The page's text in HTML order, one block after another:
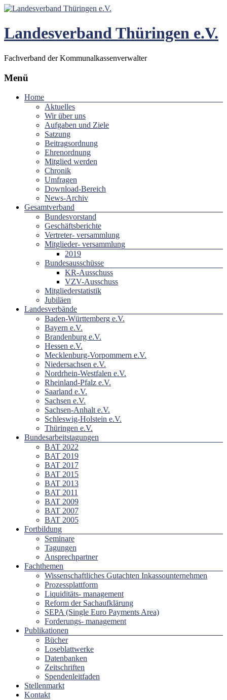
Landesverband Thüringen e.V.
Fachverband der Kommunalkassenverwalter
Menü
Home
Aktuelles
Wir über uns
Aufgaben und Ziele
Satzung
Beitragsordnung
Ehrenordnung
Mitglied werden
Chronik
Umfragen
Download-Bereich
News-Archiv
Gesamtverband
Bundesvorstand
Geschäftsberichte
Vertreter- versammlung
Mitglieder- versammlung
2019
Bundesausschüsse
KR-Ausschuss
VZV-Ausschuss
Mitgliederstatistik
Jubiläen
Landesverbände
Baden-Württemberg e.V.
Bayern e.V.
Brandenburg e.V.
Hessen e.V.
Mecklenburg-Vorpommern e.V.
Niedersachsen e.V.
Nordrhein-Westfalen e.V.
Rheinland-Pfalz e.V.
Saarland e.V.
Sachsen e.V.
Sachsen-Anhalt e.V.
Schleswig-Holstein e.V.
Thüringen e.V.
Bundesarbeitstagungen
BAT 2022
BAT 2019
BAT 2017
BAT 2015
BAT 2013
BAT 2011
BAT 2009
BAT 2007
BAT 2005
Fortbildung
Seminare
Tagungen
Ansprechpartner
Fachthemen
Wissenschaftliches Gutachten Inkassounternehmen
Prozessplattform
Liquiditäts- management
Reform der Sachaufklärung
SEPA (Single Euro Payments Area)
Forderungs- management
Publikationen
Bücher
Loseblattwerke
Datenbanken
Zeitschriften
Spendenleitfaden
Stellenmarkt
Kontakt